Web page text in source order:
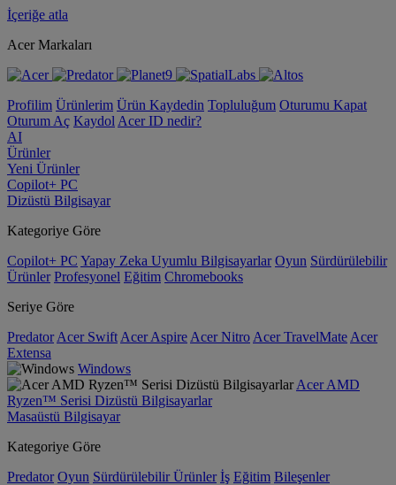
İçeriğe atla
Acer Markaları
Profilim Ürünlerim Ürün Kaydedin Topluluğum Oturumu Kapat
Oturum Aç Kaydol Acer ID nedir?
AI
Ürünler
Yeni Ürünler
Copilot+ PC
Dizüstü Bilgisayar
Kategoriye Göre
Copilot+ PC Yapay Zeka Uyumlu Bilgisayarlar Oyun Sürdürülebilir
Ürünler Profesyonel Eğitim Chromebooks
Seriye Göre
Predator Acer Swift Acer Aspire Acer Nitro Acer TravelMate Acer
Extensa
Windows
Acer AMD
Ryzen™ Serisi Dizüstü Bilgisayarlar
Masaüstü Bilgisayar
Kategoriye Göre
Predator Oyun Sürdürülebilir Ürünler İş Eğitim Bileşenler